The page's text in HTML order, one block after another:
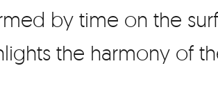
by time on the
the harmony of